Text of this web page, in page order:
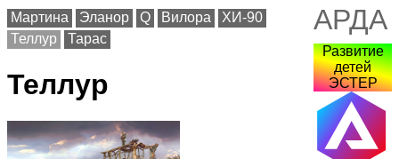
АРДА
Развитие
детей
ЭСТЕР
Мартина Эланор Q Вилора
ХИ-90
Теллур
Тарас
Теллур